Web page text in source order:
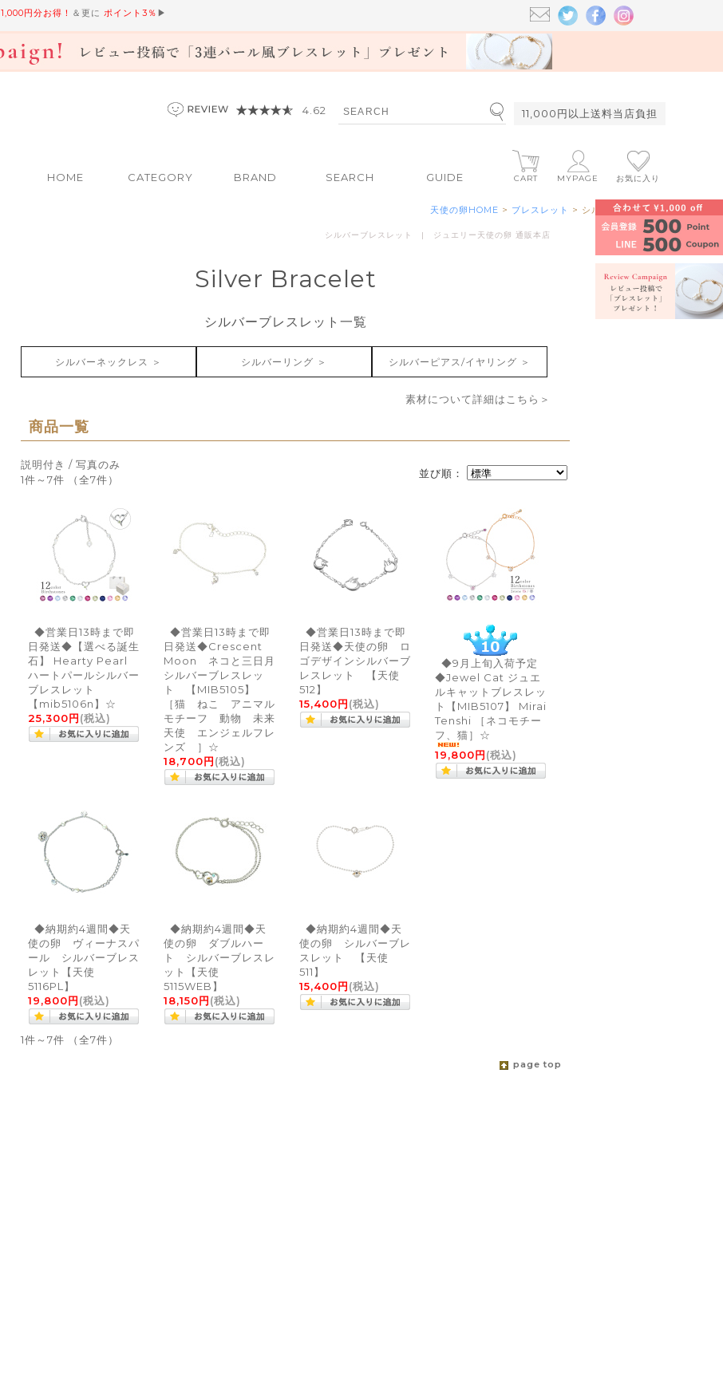
1,000円分お得！ ＆更に ポイント3％ ▶
4.62 11,000円以上送料当店負担
HOME CATEGORY BRAND SEARCH GUIDE CART MYPAGE お気に入り
天使の卵HOME > ブレスレット > シルバー
シルバーブレスレット | ジュエリー天使の卵 通販本店
Silver Bracelet
シルバーブレスレット一覧
シルバーネックレス ＞ シルバーリング ＞ シルバーピアス/イヤリング ＞
素材について詳細はこちら＞
商品一覧
並び順：
説明付き / 写真のみ
1件～7件 （全7件）
◆営業日13時まで即
日発送◆【選べる誕生
石】 Hearty Pearl
ハートパールシルバー
ブレスレット
【mib5106n】☆
25,300円(税込)
◆営業日13時まで即
日発送◆Crescent
Moon ネコと三日月
シルバーブレスレッ
ト 【MIB5105】
［猫 ねこ アニマル
モチーフ 動物 未来
天使 エンジェルフレ
ンズ ］☆
18,700円(税込)
◆営業日13時まで即
日発送◆天使の卵 ロ
ゴデザインシルバーブ
レスレット 【天使
512】
15,400円(税込)
◆9月上旬入荷予定
◆Jewel Cat ジュエ
ルキャットブレスレッ
ト【MIB5107】 Mirai
Tenshi ［ネコモチー
フ、猫］☆
19,800円(税込)
◆納期約4週間◆天
使の卵 ヴィーナスパ
ール シルバーブレス
レット【天使
5116PL】
19,800円(税込)
◆納期約4週間◆天
使の卵 ダブルハー
ト シルバーブレスレ
ット【天使
5115WEB】
18,150円(税込)
◆納期約4週間◆天
使の卵 シルバーブレ
スレット 【天使
511】
15,400円(税込)
1件～7件 （全7件）
page top